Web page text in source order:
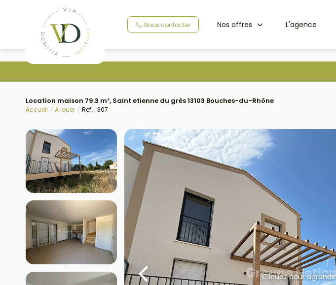
Nous contacter Nos offres L'agence
Location maison 79.3 m², Saint etienne du grès 13103 Bouches-du-Rhône
Accueil A louer Ref. : 307
Cliquez pour agrandir